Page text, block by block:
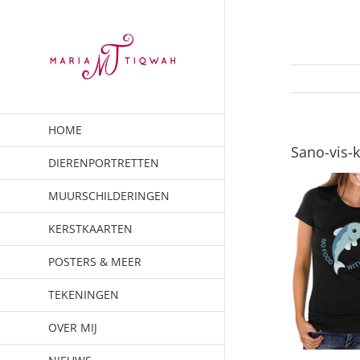
HOME
DIERENPORTRETTEN
MUURSCHILDERINGEN
KERSTKAARTEN
POSTERS & MEER
TEKENINGEN
OVER MIJ
Sano-vis-